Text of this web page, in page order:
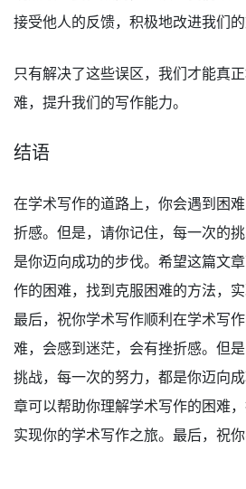
接受他人的反馈，积极地改进我们的
只有解决了这些误区，我们才能真
难，提升我们的写作能力。
结语
在学术写作的道路上，你会遇到困
折感。但是，请你记住，每一次的
是你迈向成功的步伐。希望这篇文
作的困难，找到克服困难的方法，实
最后，祝你学术写作顺利在学术写
难，会感到迷茫，会有挫折感。但
挑战，每一次的努力，都是你迈向
章可以帮助你理解学术写作的困难，
实现你的学术写作之旅。最后，祝你